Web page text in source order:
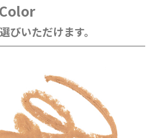
Color
びいただけます。